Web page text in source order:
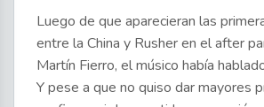
Luego de que aparecieran las
entre la China y Rusher en el after
Martín Fierro, el músico había
Y pese a que no quiso dar mayores